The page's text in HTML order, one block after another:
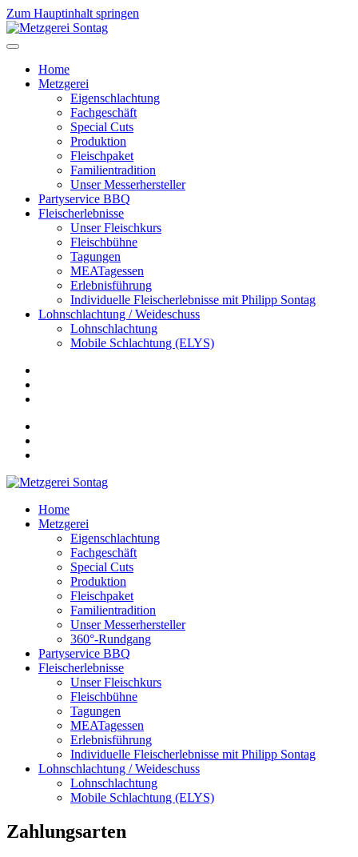
Zum Hauptinhalt springen
Home
Metzgerei
Eigenschlachtung
Fachgeschäft
Special Cuts
Produktion
Fleischpaket
Familientradition
Unser Messerhersteller
Partyservice BBQ
Fleischerlebnisse
Unser Fleischkurs
Fleischbühne
Tagungen
MEATagessen
Erlebnisführung
Individuelle Fleischerlebnisse mit Philipp Sontag
Lohnschlachtung / Weideschuss
Lohnschlachtung
Mobile Schlachtung (ELYS)
Home
Metzgerei
Eigenschlachtung
Fachgeschäft
Special Cuts
Produktion
Fleischpaket
Familientradition
Unser Messerhersteller
360°-Rundgang
Partyservice BBQ
Fleischerlebnisse
Unser Fleischkurs
Fleischbühne
Tagungen
MEATagessen
Erlebnisführung
Individuelle Fleischerlebnisse mit Philipp Sontag
Lohnschlachtung / Weideschuss
Lohnschlachtung
Mobile Schlachtung (ELYS)
Zahlungsarten